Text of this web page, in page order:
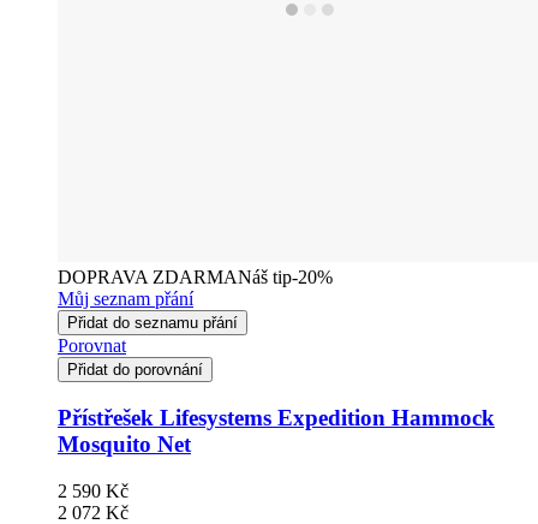
DOPRAVA ZDARMANáš tip-20%
Můj seznam přání
Přidat do seznamu přání
Porovnat
Přidat do porovnání
Přístřešek Lifesystems Expedition Hammock
Mosquito Net
2 590 Kč
2 072 Kč